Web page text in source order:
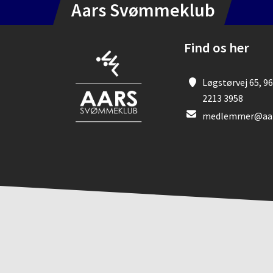
Aars Svømmeklub
Find os her
Løgstørvej 65,
2213 3958